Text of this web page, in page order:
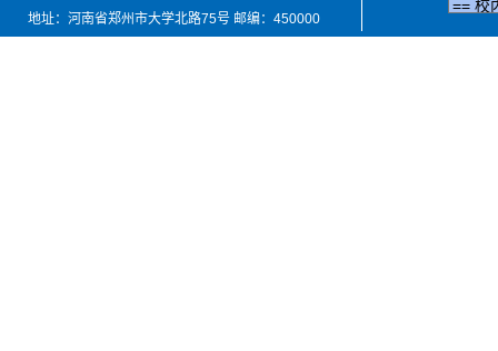
地址：河南省郑州市大学北路75号 邮编：450000